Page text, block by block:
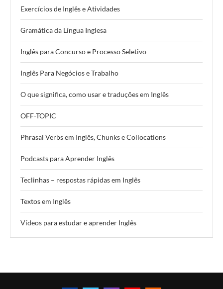
Exercícios de Inglês e Atividades
Gramática da Língua Inglesa
Inglês para Concurso e Processo Seletivo
Inglês Para Negócios e Trabalho
O que significa, como usar e traduções em Inglês
OFF-TOPIC
Phrasal Verbs em Inglês, Chunks e Collocations
Podcasts para Aprender Inglês
Teclinhas – respostas rápidas em Inglês
Textos em Inglês
Vídeos para estudar e aprender Inglês